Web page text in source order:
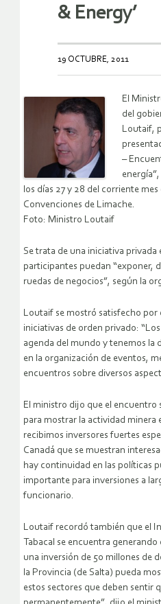
& Energy’
19 OCTUBRE, 2011
El
del
Loutaif,
–
los días 27 y 28 del corriente
Convenciones de Limache.
Foto: Ministro Loutaif
Se trata de una iniciativa privada
participantes puedan “exponer,
ruedas de negocios”, según la
Loutaif se mostró satisfecho por
iniciativas de orden privado:
agenda del mundo y tenemos la
en la organización de eventos,
encuentros sobre diversos
El ministro dijo que el encuentro
para mostrar la actividad minera
recibimos inversores fuertes
Canadá que se muestran
hay continuidad en las políticas
importante para inversiones a
funcionario.
Loutaif recordó también que el
Tabacal se encuentra
una inversión de 50 millones de
la Provincia (de Salta) pueda
estos sectores que deben sentir